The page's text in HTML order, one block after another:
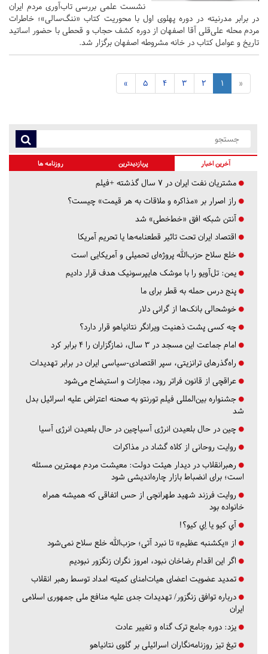
نشست علمی بررسی تاب‌آوری مردم ایران
در برابر مدرنیته در دوره پهلوی اول با محوریت کتاب «ننگ‌سالی»؛ خاطرات
مردم محله علی‌قلی آقا اصفهان از دوره کشف حجاب و قحطی با حضور اساتید
تاریخ و عوامل کتاب در خانه مشروطه اصفهان برگزار شد.
«
1
2
3
4
5
»
آخرین اخبار پربازدیدترین روزنامه ها
مشتریان نفت ایران در ۷ سال گذشته +فیلم
راز اصرار بر «مذاکره و ملاقات به هر قیمت» چیست؟
آنتن شبکه افق «خط‌خطی» شد
اقتصاد ایران تحت تاثیر قطعنامه‌ها یا تحریم‌ آمریکا
خلع سلاح حزب‌الله پروژه‌ای تحمیلی و آمریکایی است
یمن: تل‌آویو را با موشک هایپرسونیک هدف قرار دادیم
پنج درس‌ حمله به قطر برای ما
خوشحالی بانک‌ها از گرانی دلار
چه کسی پشت ذهنیت ویرانگر نتانیاهو قرار دارد؟
امام جماعت این مسجد در ۳ سال، نمازگزاران را ۴ برابر کرد
راه‌گذرهای ترانزیتی، سپر اقتصادی-سیاسی ایران در برابر تهدیدات
عراقچی از قانون فراتر رود، مجازات و استیضاح می‌شود
جشنواره بین‌المللی فیلم تورنتو به صحنه اعتراض علیه اسرائیل بدل
شد
چین در حال بلعیدن انرژی آسیاچین در حال بلعیدن انرژی آسیا
روایت روحانی از کلاه گشاد در مذاکرات
رهبرانقلاب در دیدار هیئت دولت: معیشت مردم مهمترین مسئله
است؛ برای انضباط بازار چاره‌اندیشی شود
روایت فرزند شهید طهرانچی از حس اتفاقی که همیشه همراه
خانواده بود
آي كيو يا اِي كيو؟!
از «یکشنبه عظیم» تا نبرد آتی؛ حزب‌الله خلع سلاح نمی‌شود
اگر این اقدام رضاخان نبود، امروز نگران زنگزور نبودیم
تمدید عضویت اعضای هیات‌امنای کمیته امداد توسط رهبر انقلاب
درباره توافق زنگزور/ تهدیدات جدی علیه منافع ملی جمهوری اسلامی
ایران
یزد: دوره جامع ترک گناه و تغییر عادت
تیغ تیز روزنامه‌نگاران اسرائیلی بر گلوی نتانیاهو